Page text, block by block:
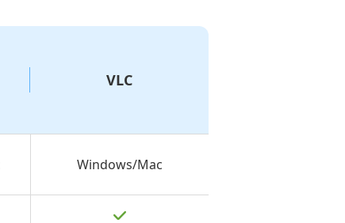
VLC
Windows/Mac